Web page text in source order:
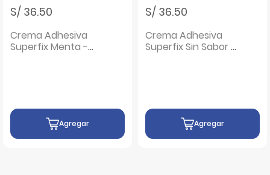
S/ 36.50
Crema Adhesiva
Superfix Menta -
Agregar
S/ 36.50
Crema Adhesiva
Superfix Sin Sabor -
Agregar